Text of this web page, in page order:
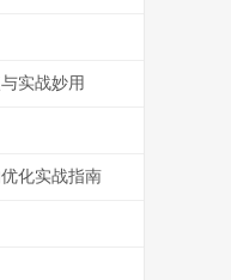
实战妙用
化实战指南